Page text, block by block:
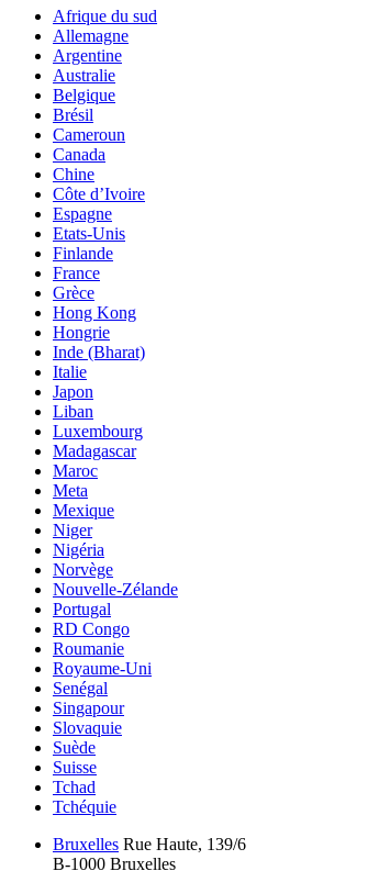
Afrique du sud
Allemagne
Argentine
Australie
Belgique
Brésil
Cameroun
Canada
Chine
Côte d’Ivoire
Espagne
Etats-Unis
Finlande
France
Grèce
Hong Kong
Hongrie
Inde (Bharat)
Italie
Japon
Liban
Luxembourg
Madagascar
Maroc
Meta
Mexique
Niger
Nigéria
Norvège
Nouvelle-Zélande
Portugal
RD Congo
Roumanie
Royaume-Uni
Senégal
Singapour
Slovaquie
Suède
Suisse
Tchad
Tchéquie
Bruxelles Rue Haute, 139/6
B-1000 Bruxelles